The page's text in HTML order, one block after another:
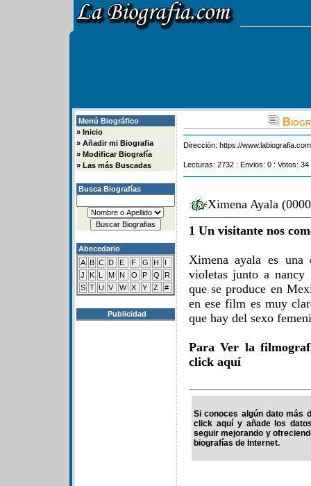
Menú Biográfico
» Inicio
» Añadir mi Biografia
» Modificar Biografía
» Las más Buscadas
Busca Biografías
Abecedario
A B C D E F G H
I
J
K L M N O P Q
R
S T U V W X Y Z #
Publicidad
Dirección: https://
Lecturas: 2732 : Envios: 0 : Votos:
Ximena Ayala
1 Un visitante nos
Ximena ayala es una
violetas junto a nancy
que se produce en
en ese film es muy
que hay del sexo
Para Ver la
click aquí
Si conoces algún dato más
click aquí y añade los
seguir mejorando y
biografías de Internet.